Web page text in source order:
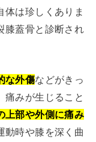
体は珍しくありま
膝蓋骨と診断され
な外傷などがきっ
痛みが生じること
上部や外側に痛み
動時や膝を深く曲